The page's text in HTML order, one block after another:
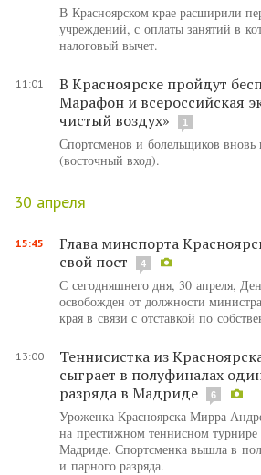
В Красноярском крае расширили
учреждений, с оплаты занятий в
налоговый вычет.
11:01
В Красноярске пройдут
Марафон и всероссийская
чистый воздух»
1
Спортсменов и болельщиков
(восточный вход).
30 апреля
15:45
Глава минспорта
свой пост
4
С сегодняшнего дня, 30 апреля,
освобожден от должности
края в связи с отставкой по
13:00
Теннисистка из
сыграет в полуфиналах
разряда в Мадриде
6
Уроженка Красноярска Мирра
на престижном теннисном турнире
Мадриде. Спортсменка вышла в
и парного разряда.